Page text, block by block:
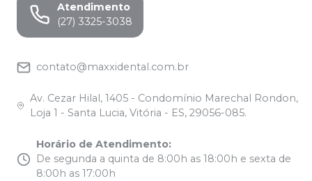
Atendimento
(27) 3325-3038
contato@maxxidental.com.br
Av. Cezar Hilal, 1405 - Condomínio Marechal Rondon,
Loja 1 - Santa Lucia, Vitória - ES, 29056-085.
Horário de Atendimento:
De segunda a quinta de 8:00h as 18:00h e sexta de
8:00h as 17:00h